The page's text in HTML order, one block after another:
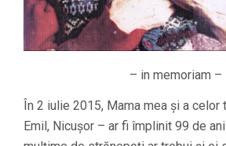
– in memoriam –
În 2 iulie 2015, Mama mea şi a
Emil, Nicuşor – ar fi împlinit 99 de